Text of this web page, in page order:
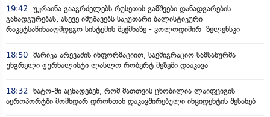
19:42 უკრაინა გააგრძელებს რუსეთის გამშვები დანადგარების
განადგურებას, ასევე იმუშავებს საკუთარი ბალისტიკური
რაკეტსაწინააღმდეგო სისტემის შექმნაზე - ვოლოდიმირ ზელენსკი
18:50 მარიკა არევაძის ინფორმაციით, საემიგრაციო სამსახურმა
უნგრელი ჟურნალისტი ლასლო რობერტ მეზეში დააკავა
18:32 ნატო-ში აცხადებენ, რომ მათთვის ცნობილია ლაიფციგის
აეროპორტში მომხდარ დრონთან დაკავშირებული ინციდენტის შესახებ